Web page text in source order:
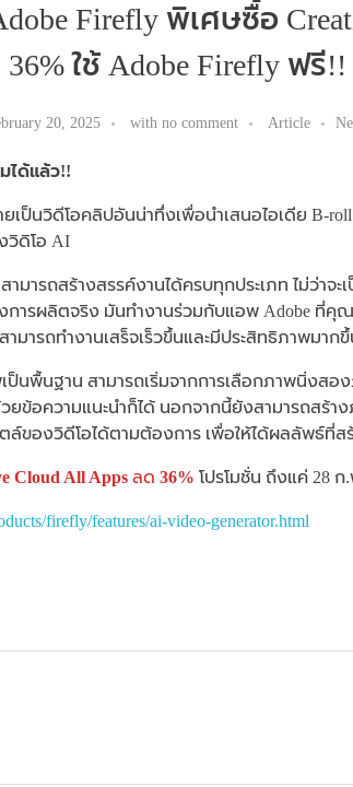
Firefly พิเศษซื้อ
36% ใช้ Adobe Firefly ฟรี!!
20, 2025 with no comment Article
ได้แล้ว!!
ยเป็นวิดีโอคลิปอันน่าทึ่งเพื่อนำเสนอไอเดีย B-
วิดิโอ AI
มารถสร้างสรรค์งานได้ครบทุกประเภท ไม่ว่าจะ
การผลิตจริง มันทำงานร่วมกับแอพ Adobe ที่คุ
มารถทำงานเสร็จเร็วขึ้นและมีประสิทธิภาพมากขึ้
ป็นพื้นฐาน สามารถเริ่มจากการเลือกภาพนิ่งสอ
ยข้อความแนะนำก็ได้ นอกจากนี้ยังสามารถสร้
ล์ของวิดีโอได้ตามต้องการ เพื่อให้ได้ผลลัพธ์ที่ส
Cloud All Apps ลด36% โปรโมชั่น ถึงแค่ 28 ก
firefly/features/ai-video-generator.html